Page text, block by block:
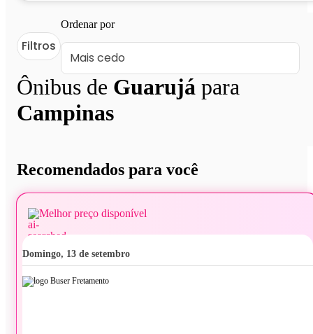
Ônibus de Guarujá para
Campinas
Filtros
Ordenar por
Recomendados para você
Melhor preço disponível
domingo, 13 de setembro